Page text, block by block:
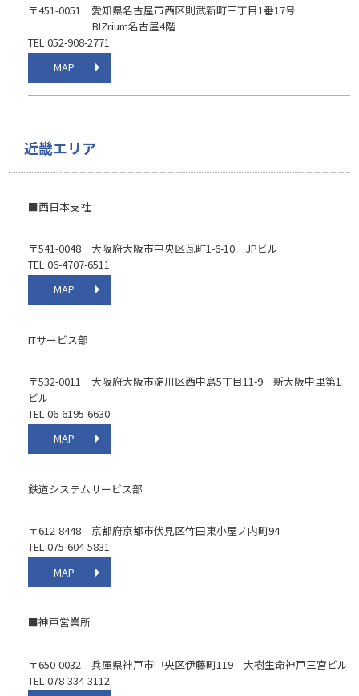
〒451-0051 愛知県名古屋市西区則武新町三丁目1番17号
BIZrium名古屋4階
TEL 052-908-2771
MAP
近畿エリア
■西日本支社
〒541-0048 大阪府大阪市中央区瓦町1-6-10 JPビル
TEL 06-4707-6511
MAP
ITサービス部
〒532-0011 大阪府大阪市淀川区西中島5丁目11-9 新大阪中里第1
ビル
TEL 06-6195-6630
MAP
鉄道システムサービス部
〒612-8448 京都府京都市伏見区竹田東小屋ノ内町94
TEL 075-604-5831
MAP
■神戸営業所
〒650-0032 兵庫県神戸市中央区伊藤町119 大樹生命神戸三宮ビル
TEL 078-334-3112